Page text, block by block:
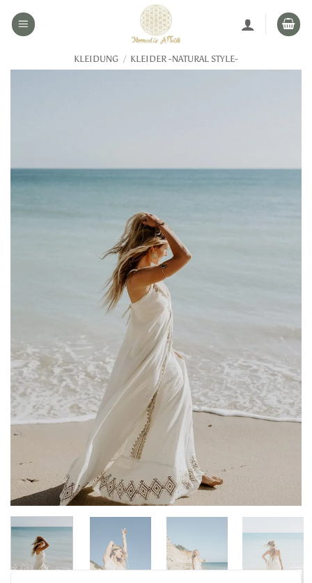
Inhalt
KLEIDUNG / KLEIDER -NATURAL STYLE-